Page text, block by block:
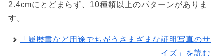
2.4cmにとどまらず、10種類以上のパターンがありま
す。
「履歴書など用途でちがうさまざまな証明写真のサ
イズ」を読む